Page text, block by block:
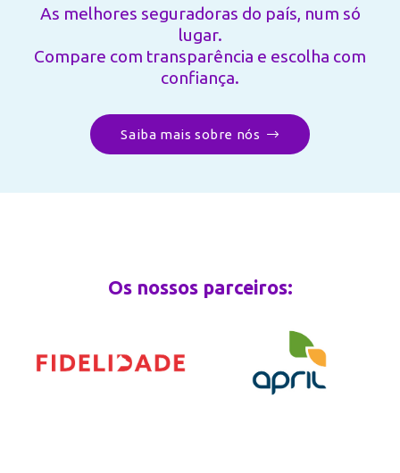
As melhores seguradoras do país, num só
lugar.
Compare com transparência e escolha com
confiança.
Saiba mais sobre nós
Os nossos parceiros: